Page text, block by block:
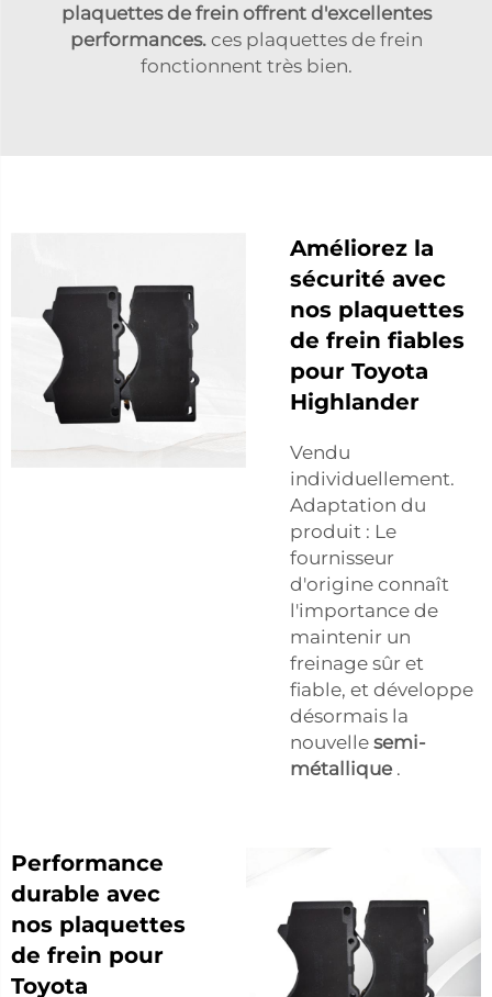
plaquettes de frein offrent d'excellentes
performances. ces plaquettes de frein
fonctionnent très bien.
Améliorez la
sécurité avec
nos plaquettes
de frein fiables
pour Toyota
Highlander
Vendu
individuellement.
Adaptation du
produit : Le
fournisseur
d'origine connaît
l'importance de
maintenir un
freinage sûr et
fiable, et développe
désormais la
nouvelle semi-
métallique .
Performance
durable avec
nos plaquettes
de frein pour
Toyota